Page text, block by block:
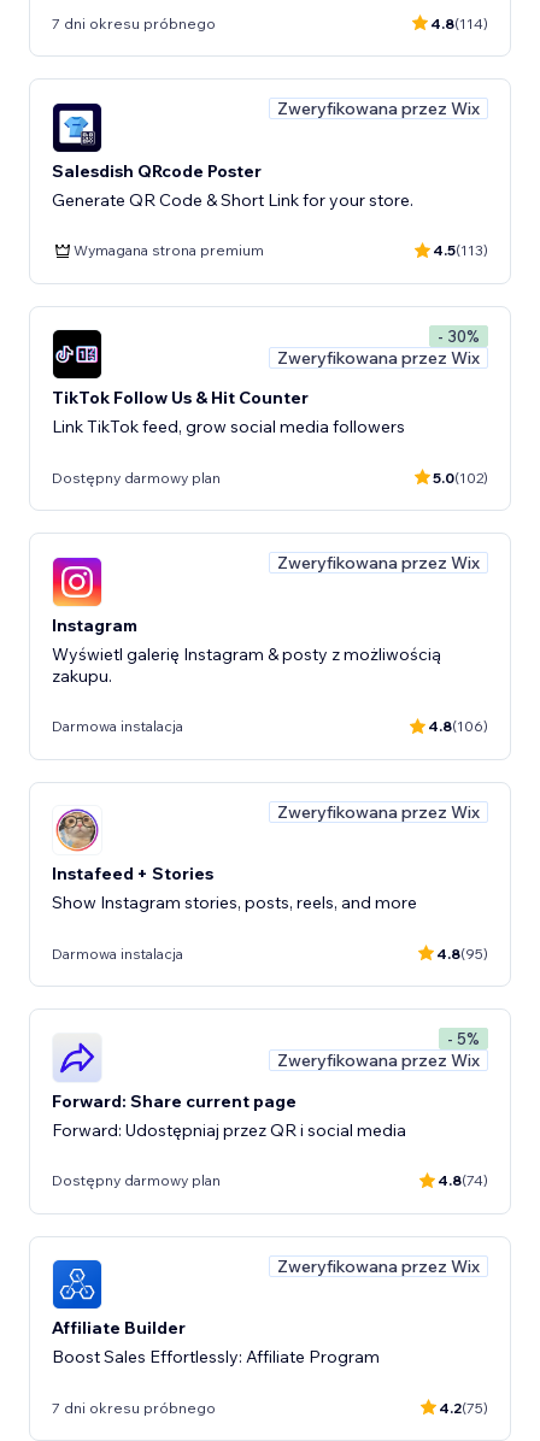
7 dni okresu próbnego 4.8(114)
Zweryfikowana przez Wix
Salesdish QRcode Poster
Generate QR Code & Short Link for your store.
Wymagana strona premium 4.5(113)
- 30%
Zweryfikowana przez Wix
TikTok Follow Us & Hit Counter
Link TikTok feed, grow social media followers
Dostępny darmowy plan 5.0(102)
Zweryfikowana przez Wix
Instagram
Wyświetl galerię Instagram & posty z możliwością
zakupu.
Darmowa instalacja 4.8(106)
Zweryfikowana przez Wix
Instafeed + Stories
Show Instagram stories, posts, reels, and more
Darmowa instalacja 4.8(95)
- 5%
Zweryfikowana przez Wix
Forward: Share current page
Forward: Udostępniaj przez QR i social media
Dostępny darmowy plan 4.8(74)
Zweryfikowana przez Wix
Affiliate Builder
Boost Sales Effortlessly: Affiliate Program
7 dni okresu próbnego 4.2(75)